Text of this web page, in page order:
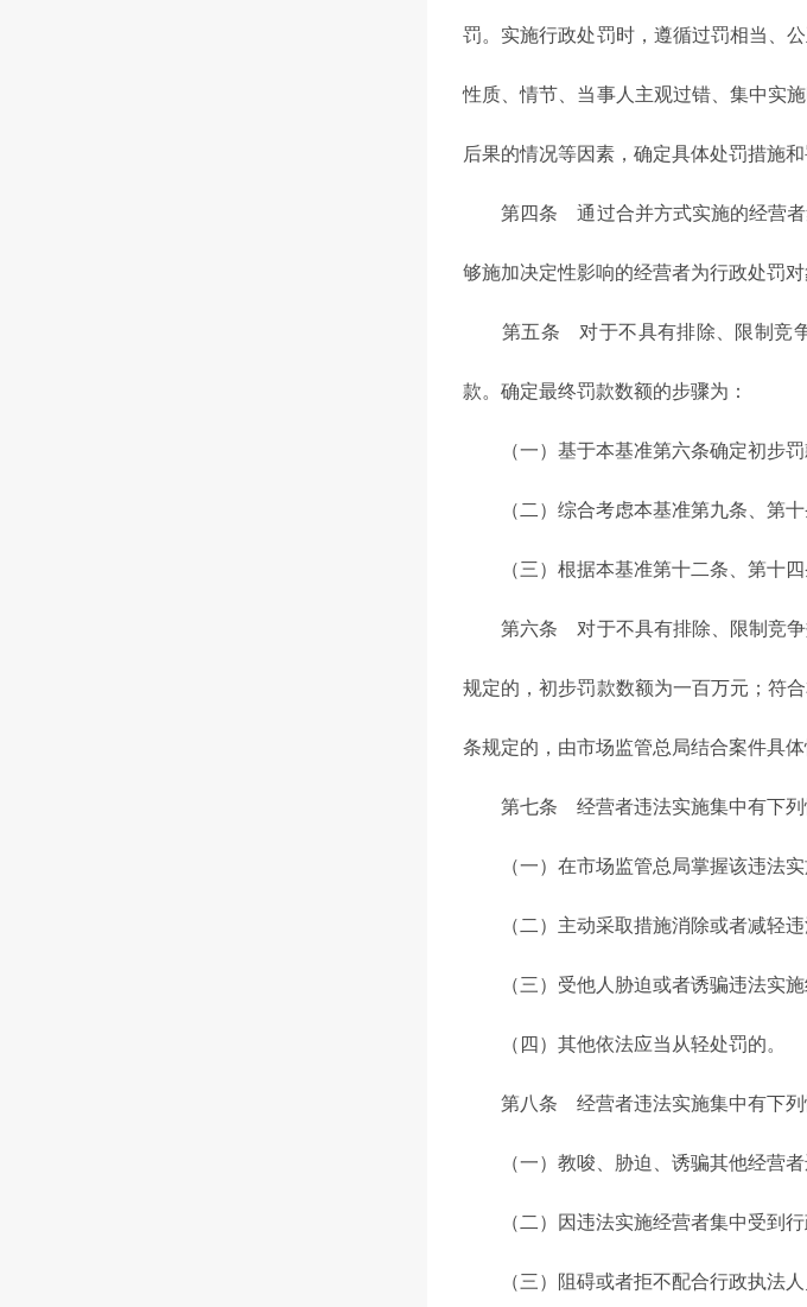
罚。实施行政处罚时，遵循过罚相当、
性质、情节、当事人主观过错、集中实
后果的情况等因素，确定具体处罚措施和
第四条 通过合并方式实施的经营者
够施加决定性影响的经营者为行政处罚对
第五条 对于不具有排除、限制竞争
款。确定最终罚款数额的步骤为：
（一）基于本基准第六条确定初步罚
（二）综合考虑本基准第九条、第十
（三）根据本基准第十二条、第十四
第六条 对于不具有排除、限制竞争
规定的，初步罚款数额为一百万元；符
条规定的，由市场监管总局结合案件具
第七条 经营者违法实施集中有下列情
（一）在市场监管总局掌握该违法实
（二）主动采取措施消除或者减轻违
（三）受他人胁迫或者诱骗违法实施
（四）其他依法应当从轻处罚的。
第八条 经营者违法实施集中有下列情
（一）教唆、胁迫、诱骗其他经营者
（二）因违法实施经营者集中受到行
（三）阻碍或者拒不配合行政执法人